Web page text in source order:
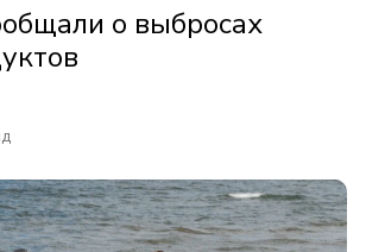
о выбросах